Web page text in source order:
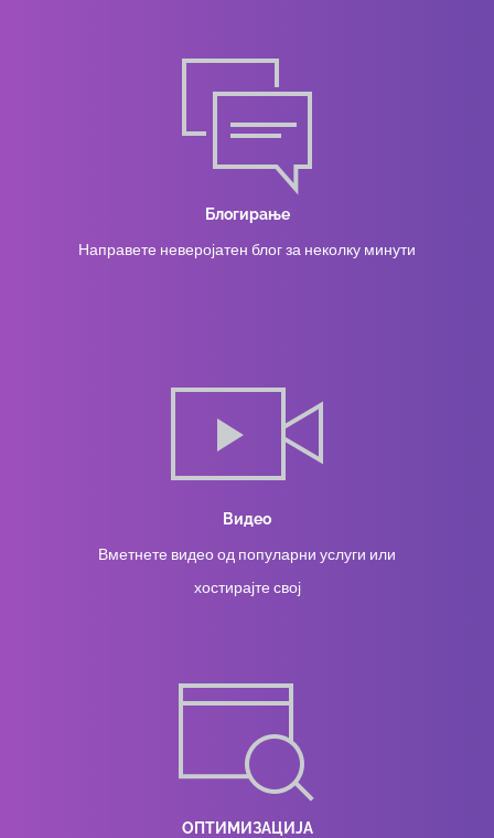
Блогирање
Направете неверојатен блог за неколку минути
Видео
Вметнете видео од популарни услуги или
хостирајте свој
ОПТИМИЗАЦИЈА